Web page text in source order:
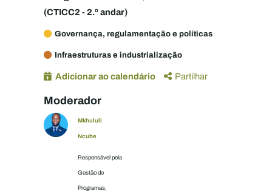
(CTICC2 - 2.º andar)
Governança, regulamentação e políticas
Infraestruturas e industrialização
Adicionar ao calendário Partilhar
Moderador
Mkhululi
Ncube
Responsável pela
Gestão de
Programas,